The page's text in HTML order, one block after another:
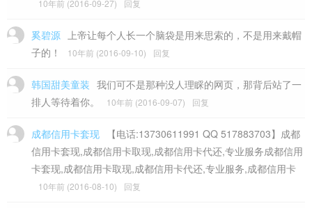
10年前 (2016-09-27) 回复
奚碧源 上帝让每个人长一个脑袋是用来思索的，不是用来戴帽
子的！
10年前 (2016-09-10) 回复
韩国甜美童装 我们可不是那种没人理睬的网页，那背后站了一
排人等待着你。
10年前 (2016-09-07) 回复
成都信用卡套现
【电话:13730611991 QQ 517883703】成都
信用卡套现,成都信用卡取现,成都信用卡代还,专业服务成都信用
卡套现,成都信用卡取现,成都信用卡代还,专业服务,成都信用卡
10年前 (2016-08-10) 回复